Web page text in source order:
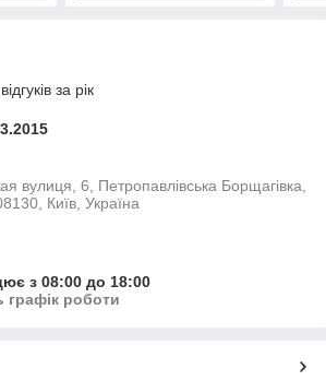
за рік
вулиця, 6, Петропавлівська Борщагівка,
Київ, Україна
з 08:00 до 18:00
графік роботи